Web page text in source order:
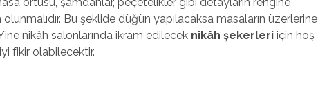
Bu şeklide düğün yapılacaksa masaların üzerlerine
nikâh salonlarında ikram edilecek nikâh şekerleri için hoş
fikir olabilecektir.